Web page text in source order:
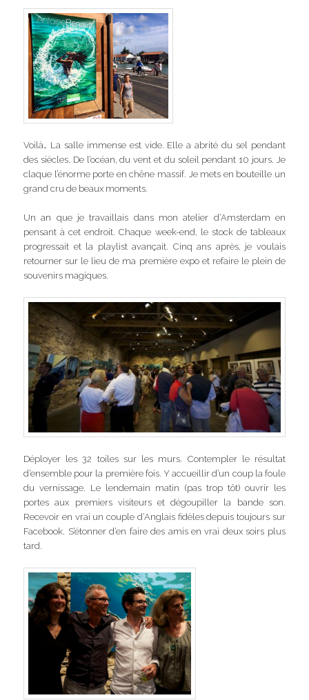
Voilà… La salle immense est vide. Elle a abrité du sel pendant
des siècles. De l’océan, du vent et du soleil pendant 10 jours. Je
claque l’énorme porte en chêne massif. Je mets en bouteille un
grand cru de beaux moments.
Un an que je travaillais dans mon atelier d’Amsterdam en
pensant à cet endroit. Chaque week-end, le stock de tableaux
progressait et la playlist avançait. Cinq ans après, je voulais
retourner sur le lieu de ma première expo et refaire le plein de
souvenirs magiques.
Déployer les 32 toiles sur les murs. Contempler le résultat
d’ensemble pour la première fois. Y accueillir d’un coup la foule
du vernissage. Le lendemain matin (pas trop tôt) ouvrir les
portes aux premiers visiteurs et dégoupiller la bande son.
Recevoir en vrai un couple d’Anglais fidèles depuis toujours sur
Facebook. S’étonner d’en faire des amis en vrai deux soirs plus
tard.